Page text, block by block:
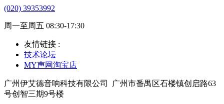
(020) 39353992
周一至周五 08:30-17:30
友情链接 :
技术论坛
MY声网淘宝店
广州伊艾德音响科技有限公司
广州市番禺区石楼镇创启路63
号创智三期9号楼